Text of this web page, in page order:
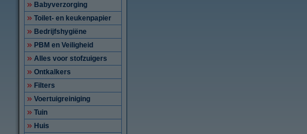
Babyverzorging
Toilet- en keukenpapier
Bedrijfshygiëne
PBM en Veiligheid
Alles voor stofzuigers
Ontkalkers
Filters
Voertuigreiniging
Tuin
Huis